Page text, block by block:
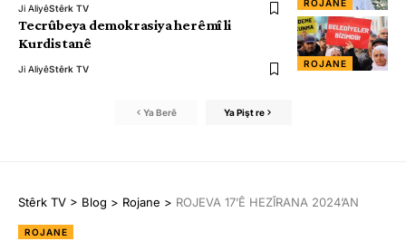
ROJANE
Ji AliyêStêrk TV
ROJANE
Tecrûbeya demokrasiya herêmî li
Kurdistanê
Ji AliyêStêrk TV
Ya Berê Ya Pişt re
Stêrk TV > Blog > Rojane > ROJEVA 17’Ê HEZÎRANA 2024’AN
ROJANE